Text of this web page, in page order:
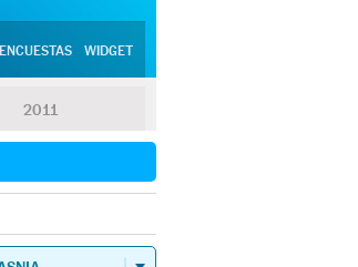
ENCUESTAS WIDGET
2011